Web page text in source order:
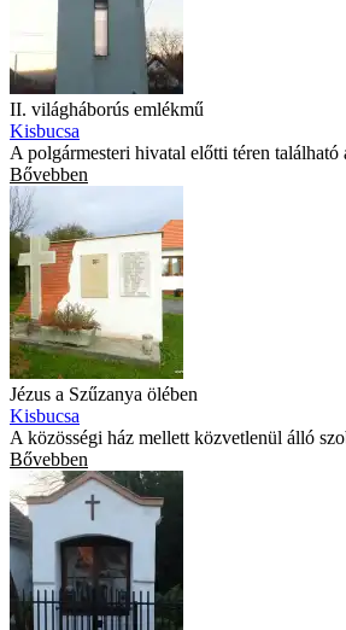
II. világháborús emlékmű
Kisbucsa
A polgármesteri hivatal előtti téren található
Bővebben
Jézus a Szűzanya ölében
Kisbucsa
A közösségi ház mellett közvetlenül álló
Bővebben